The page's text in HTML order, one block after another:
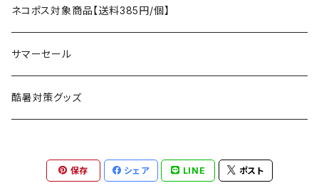
AXESQUIN
Ballistics
BEDROCK SANDALS
パッキングアクセサリー
スリーピングギア
クッキングギア
ヘッドライト／ランタン
マット
アクセサリー
テーブル
チェア
ランタン、ライト
燃料ランタン
LEDライト
焚火台／薪ストーブ
焚火台
七輪、グリル
暖房器具
ガスストーブ
クッキングギア
アンダーウェア
ハンドウェア
ヘッドギア
フットウェア
フィッシング
ラジコン
ケア用品
雑貨
アウトレット
ネコポス対象商品【送料385円/個】
サマーセール
酷暑対策グッズ
保存 シェア LINE ポスト